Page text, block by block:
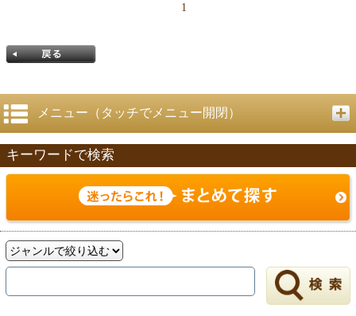
1
戻る
メニュー（タッチでメニュー開閉）
キーワードで検索